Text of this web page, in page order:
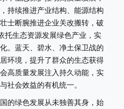
持续推进产业结构、能源结构
士断腕推进企业关改搬转，破
托生态资源发展绿色产业，实
。蓝天、碧水、净土保卫战的
环境，提升了群众的生态获得
高质量发展注入持久动能，实
社会效益的有机统一。
的绿色发展从未独善其身，始